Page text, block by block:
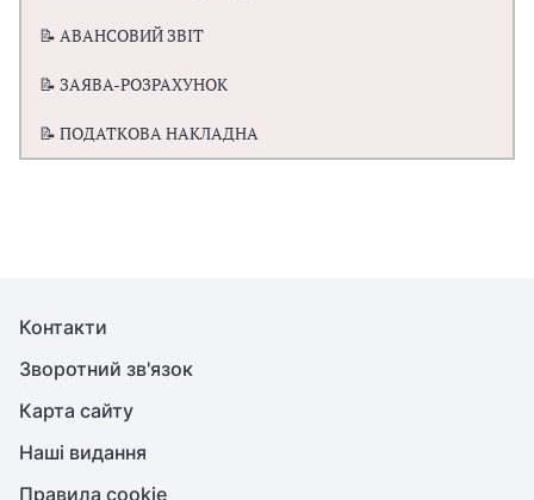
📝 АВАНСОВИЙ ЗВІТ
📝 ЗАЯВА-РОЗРАХУНОК
📝 ПОДАТКОВА НАКЛАДНА
Контакти
Зворотний зв'язок
Карта сайту
Наші видання
Правила cookie